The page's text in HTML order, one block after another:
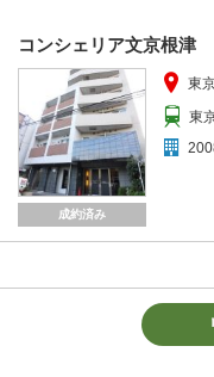
コンシェリア文京根津
成約済み
東
東